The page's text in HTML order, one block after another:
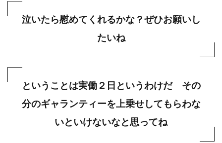
泣いたら慰めてくれるかな？ぜひお願いし
たいね
ということは実働２日というわけだ その
分のギャランティーを上乗せしてもらわな
いといけないなと思ってね